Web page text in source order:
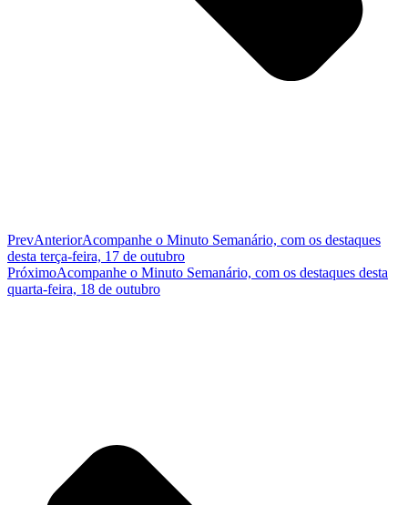
PrevAnteriorAcompanhe o Minuto Semanário, com os destaques
desta terça-feira, 17 de outubro
PróximoAcompanhe o Minuto Semanário, com os destaques desta
quarta-feira, 18 de outubro